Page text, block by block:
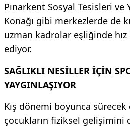
Pınarkent Sosyal Tesisleri ve
Konağı gibi merkezlerde de
uzman kadrolar eşliğinde
ediyor.
SAĞLIKLI NESİLLER İÇİN
YAYGINLAŞIYOR
Kış dönemi boyunca
çocukların fiziksel gelişimini